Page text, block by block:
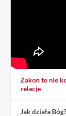
Zakon to nie
relacje
Jak działa